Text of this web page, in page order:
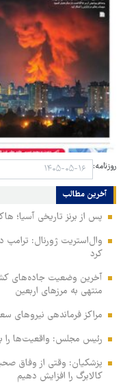
روزنامه:
آخرین مطالب
پس از برنز تاریخی آسیا؛ هاکی زیر ۱۸ سال به دنبال شگفتی
وال‌استریت ژورنال: ترامپ
کرد
آخرین وضعیت جاده‌های
منتهی به مرزهای اربعین
مراکز فرماندهی نیروهای
رئیس مجلس: واقعیت‌ها را
پزشکیان: وقتی از وفاق
کالابرگ را افزایش دهیم